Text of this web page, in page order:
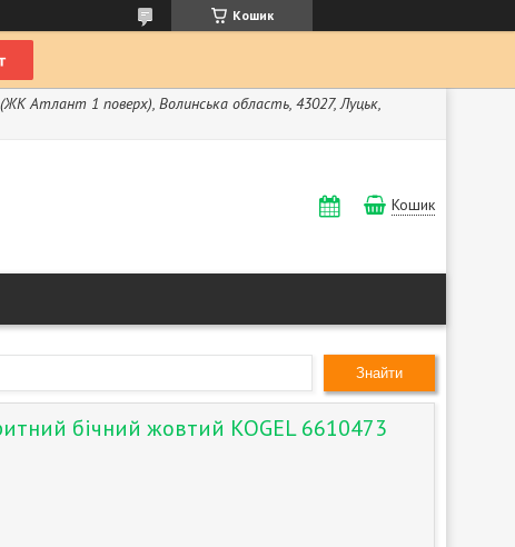
Кошик
(ЖК Атлант 1 поверх), Волинська область, 43027, Луцьк,
Кошик
Знайти
бічний жовтий KOGEL 6610473